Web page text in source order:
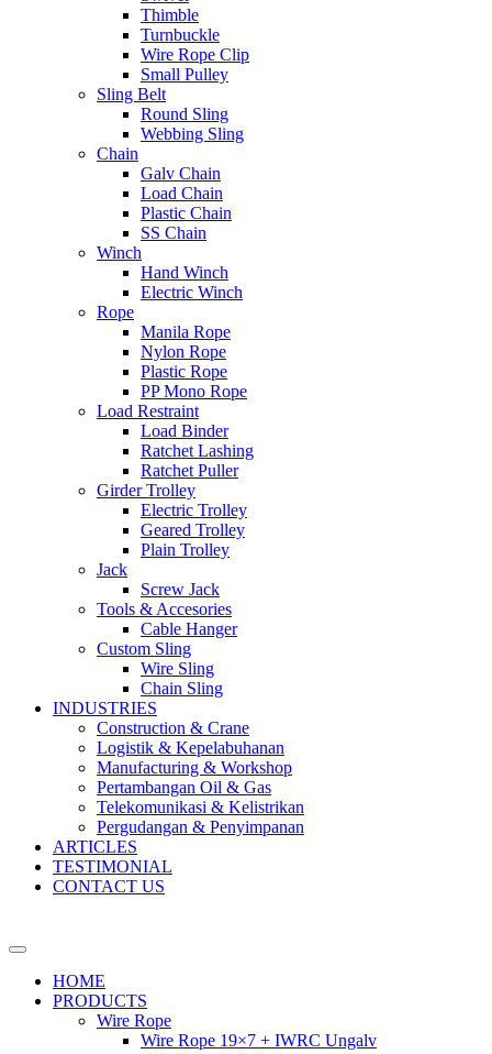
Thimble
Turnbuckle
Wire Rope Clip
Small Pulley
Sling Belt
Round Sling
Webbing Sling
Chain
Galv Chain
Load Chain
Plastic Chain
SS Chain
Winch
Hand Winch
Electric Winch
Rope
Manila Rope
Nylon Rope
Plastic Rope
PP Mono Rope
Load Restraint
Load Binder
Ratchet Lashing
Ratchet Puller
Girder Trolley
Electric Trolley
Geared Trolley
Plain Trolley
Jack
Screw Jack
Tools & Accesories
Cable Hanger
Custom Sling
Wire Sling
Chain Sling
INDUSTRIES
Construction & Crane
Logistik & Kepelabuhanan
Manufacturing & Workshop
Pertambangan Oil & Gas
Telekomunikasi & Kelistrikan
Pergudangan & Penyimpanan
ARTICLES
TESTIMONIAL
CONTACT US
HOME
PRODUCTS
Wire Rope
Wire Rope 19×7 + IWRC Ungalv